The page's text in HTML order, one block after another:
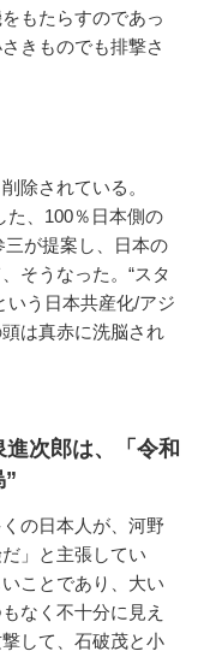
もたらすのであっ
きものでも排撃さ
除されている。
た、100％日本側の
が提案し、日本の
そうなった。“スタ
いう日本共産化/アジ
は真赤に洗脳され
次郎は、「令和
の日本人が、河野
」と主張してい
ことであり、大い
なく不十分に見え
して、石破茂と小